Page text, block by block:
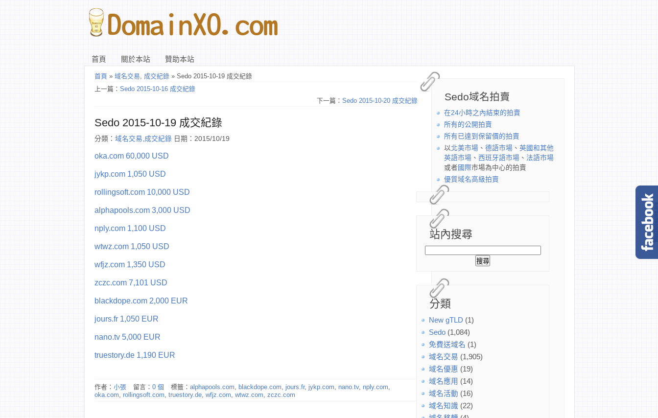
首頁 關於本站 贊助本站
Sedo域名拍賣
在24小時之內結束的拍賣
所有的公開拍賣
所有已達到保留價的拍賣
以北美市場 、 德語市場 、 英國和其他
英語市場 、 西班牙語市場 、 法語市場
或者 國際市場為中心的拍賣
優質域名高級拍賣
站內搜尋
分類
New gTLD (1)
Sedo (1,084)
免費送域名 (1)
域名交易 (1,905)
域名優惠 (19)
域名應用 (14)
域名活動 (16)
域名知識 (22)
首頁 » 域名交易, 成交紀錄 » Sedo 2015-10-19 成交紀錄
上一篇： Sedo 2015-10-16 成交紀錄
下一篇： Sedo 2015-10-20 成交紀錄
Sedo 2015-10-19 成交紀錄
分類： 域名交易,成交紀錄 日期：2015/10/19
oka.com 60,000 USD
jykp.com 1,050 USD
rollingsoft.com 10,000 USD
alphapools.com 3,000 USD
nply.com 1,100 USD
wtwz.com 1,050 USD
wfjz.com 1,350 USD
zczc.com 7,101 USD
blackdope.com 2,000 EUR
jours.fr 1,050 EUR
nano.tv 5,000 EUR
truestory.de 1,190 EUR
作者： 小張 留言： 0 個 標籤： alphapools.com, blackdope.com, jours.fr, jykp.com, nano.tv, nply.com,
oka.com, rollingsoft.com, truestory.de, wfjz.com, wtwz.com, zczc.com